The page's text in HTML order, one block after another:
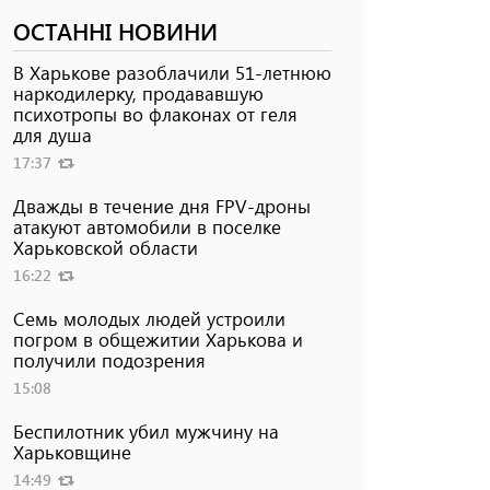
ОСТАННІ НОВИНИ
В Харькове разоблачили 51-летнюю
наркодилерку, продававшую
психотропы во флаконах от геля
для душа
17:37
Дважды в течение дня FPV-дроны
атакуют автомобили в поселке
Харьковской области
16:22
Семь молодых людей устроили
погром в общежитии Харькова и
получили подозрения
15:08
Беспилотник убил мужчину на
Харьковщине
14:49